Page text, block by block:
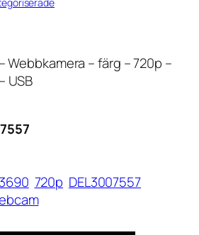
Webbkamera – färg – 720p –
USB
720p DEL3007557